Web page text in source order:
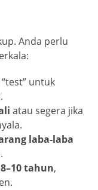
Anda perlu
untuk
atau segera jika
laba-laba
tahun,